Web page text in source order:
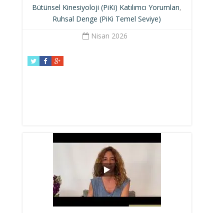
Bütünsel Kinesiyoloji (PiKi) Katılımcı Yorumları,
Ruhsal Denge (PiKi Temel Seviye)
Nisan 2026